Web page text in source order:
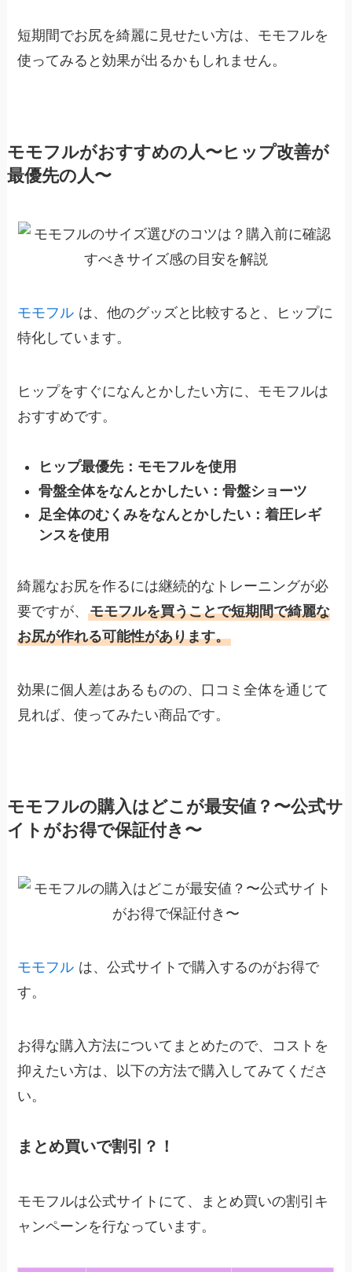
短期間でお尻を綺麗に見せたい方は、モモフルを
使ってみると効果が出るかもしれません。
モモフルがおすすめの人〜ヒップ改善が
最優先の人〜
モモフル は、他のグッズと比較すると、ヒップに
特化しています。
ヒップをすぐになんとかしたい方に、モモフルは
おすすめです。
ヒップ最優先：モモフルを使用
骨盤全体をなんとかしたい：骨盤ショーツ
足全体のむくみをなんとかしたい：着圧レギ
ンスを使用
綺麗なお尻を作るには継続的なトレーニングが必
要ですが、モモフルを買うことで短期間で綺麗な
お尻が作れる可能性があります。
効果に個人差はあるものの、口コミ全体を通じて
見れば、使ってみたい商品です。
モモフルの購入はどこが最安値？〜公式サ
イトがお得で保証付き〜
モモフル は、公式サイトで購入するのがお得で
す。
お得な購入方法についてまとめたので、コストを
抑えたい方は、以下の方法で購入してみてくださ
い。
まとめ買いで割引？！
モモフルは公式サイトにて、まとめ買いの割引キ
ャンペーンを行なっています。